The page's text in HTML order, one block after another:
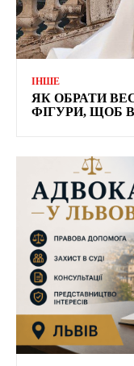
ІНШЕ
ЯК ОБРАТИ
ФІГУРИ, ЩОБ